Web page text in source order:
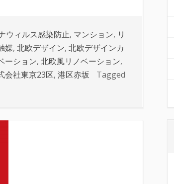
ウィルス感染防止, マンション, リ
媒, 北欧デザイン, 北欧デザインカ
ーション, 北欧風リノベーション,
会社東京23区, 港区赤坂
Tagged